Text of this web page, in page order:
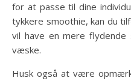
for at passe til dine
tykkere smoothie, kan du
vil have en mere
væske.
Husk også at være